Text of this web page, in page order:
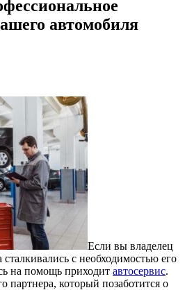
автомобиля
Если вы владелец
с необходимостью его
на помощь приходит автосервис.
партнера, который позаботится о